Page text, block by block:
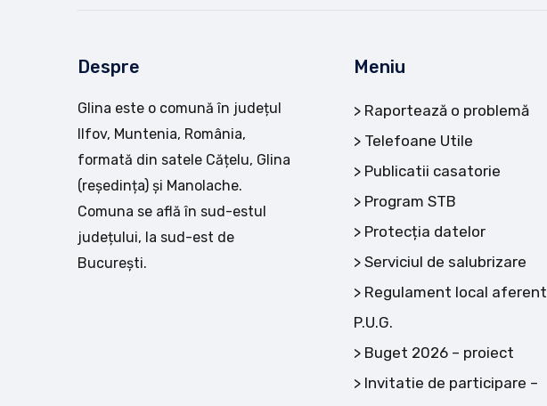
Despre
Glina este o comună în județul
Ilfov, Muntenia, România,
formată din satele Cățelu, Glina
(reședința) și Manolache.
Comuna se află în sud-estul
județului, la sud-est de
București.
Meniu
Raportează o problemă
Telefoane Utile
Publicatii casatorie
Program STB
Protecția datelor
Serviciul de salubrizare
Regulament local aferent
P.U.G.
Buget 2026 – proiect
Invitatie de participare –